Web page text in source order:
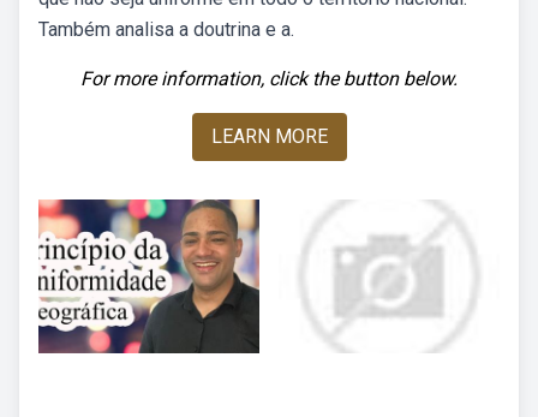
Também analisa a doutrina e a.
For more information, click the button below.
LEARN MORE